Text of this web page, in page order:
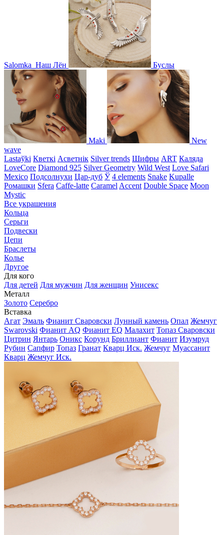
Salomka Наш Лён Буслы
Maki
New
wave
Lastaўki Кветкі Асветнiк Silver trends Шифры ART Каляда
LoveCore Diamond 925 Silver Geometry Wild West Love Safari
Mexico Подсолнухи Цар-дуб Ў 4 elements Snake Kupalle
Ромашки Sfera Caffe-latte Caramel Accent Double Space Moon
Mystic
Все украшения
Кольца
Серьги
Подвески
Цепи
Браслеты
Колье
Другое
Для кого
Для детей Для мужчин Для женщин Унисекс
Металл
Золото Серебро
Вставка
Агат Эмаль Фианит Сваровски Лунный камень Опал Жемчуг
Swarovski Фианит AQ Фианит EQ Малахит Топаз Сваровски
Цитрин Янтарь Оникс Корунд Бриллиант Фианит Изумруд
Рубин Сапфир Топаз Гранат Кварц Иск. Жемчуг Муассанит
Кварц Жемчуг Иск.